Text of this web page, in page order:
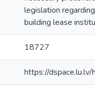
legislation
building lease
18727
https://